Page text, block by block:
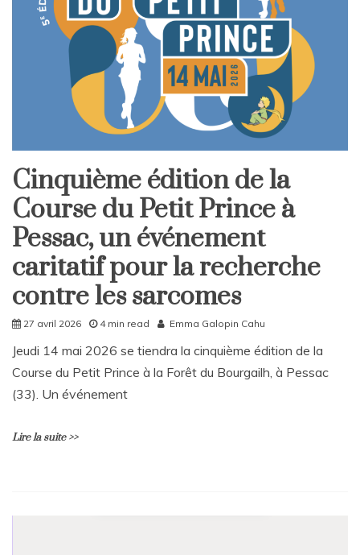
Home
Société
Sport
Cinquième édition de la
Course du Petit Prince à
Pessac, un événement
caritatif pour la recherche
contre les sarcomes
27 avril 2026 4 min read Emma Galopin Cahu
Jeudi 14 mai 2026 se tiendra la cinquième édition de la
Course du Petit Prince à la Forêt du Bourgailh, à Pessac
(33). Un événement
Lire la suite >>